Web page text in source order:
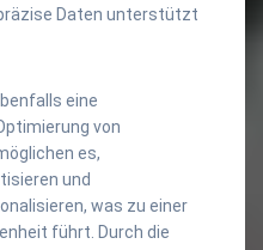
Daten unterstützt
eine
von
es,
und
was zu einer
führt. Durch die